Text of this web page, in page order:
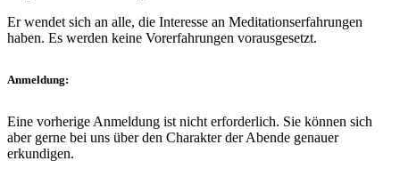
Er wendet sich an alle, die Interesse an Meditationserfahrungen
haben. Es werden keine Vorerfahrungen vorausgesetzt.
Anmeldung:
Eine vorherige Anmeldung ist nicht erforderlich. Sie können sich
aber gerne bei uns über den Charakter der Abende genauer
erkundigen.